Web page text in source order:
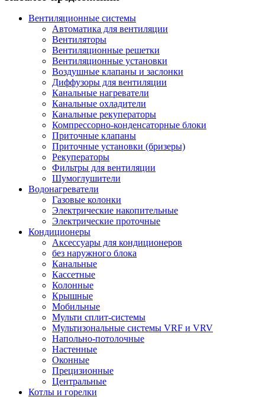
Вентиляционные системы
Автоматика для вентиляции
Вентиляторы
Вентиляционные решетки
Вентиляционные установки
Воздушные клапаны и заслонки
Диффузоры для вентиляции
Канальные нагреватели
Канальные охладители
Канальные рекуператоры
Компрессорно-конденсаторные блоки
Приточные клапаны
Приточные установки (бризеры)
Рекуператоры
Фильтры для вентиляции
Шумоглушители
Водонагреватели
Газовые колонки
Электрические накопительные
Электрические проточные
Кондиционеры
Аксессуары для кондиционеров
без наружного блока
Канальные
Кассетные
Колонные
Крышные
Мобильные
Мульти сплит-системы
Мультизональные системы VRF и VRV
Напольно-потолочные
Настенные
Оконные
Прецизионные
Центральные
Котлы и горелки